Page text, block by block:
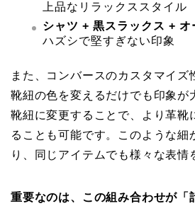
上品なリラックススタイル
シャツ + 黒スラックス + オ
ハズシで堅すぎない印象
また、コンバースのカスタマイズ
靴紐の色を変えるだけでも印象が
靴紐に変更することで、より革靴
ることも可能です。このような細
り、同じアイテムでも様々な表情
重要なのは、この組み合わせが「